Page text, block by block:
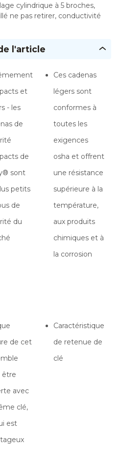
cylindrique à 5 broches,
ne pas retirer, conductivité
l'article
et
- les
de
de
sont
petits
de
du
Ces cadenas
légers sont
conformes à
toutes les
exigences
osha et offrent
une résistance
supérieure à la
température,
aux produits
chimiques et à
la corrosion
de cet
être
avec
clé,
est
Caractéristique
de retenue de
clé